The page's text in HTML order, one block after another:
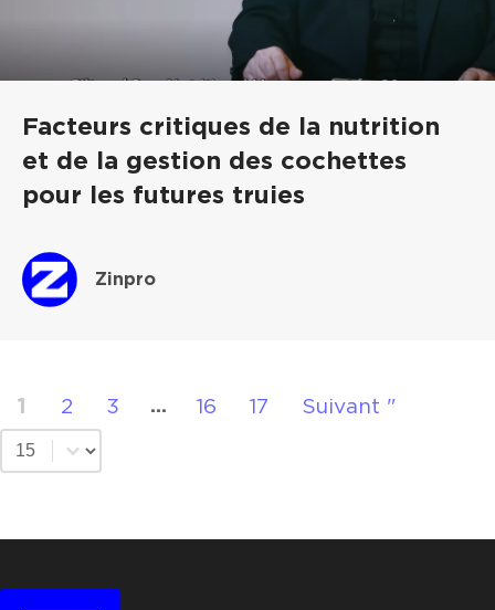
Facteurs critiques de la nutrition
et de la gestion des cochettes
pour les futures truies
Zinpro
1 2 3 ... 16 17 Suivant "
Sélectionnez le nombre par page